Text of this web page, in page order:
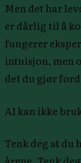
Men det har
er dårlig til å
fungerer
intuisjon, men
det du gjør
AI kan ikke
Tenk deg at du